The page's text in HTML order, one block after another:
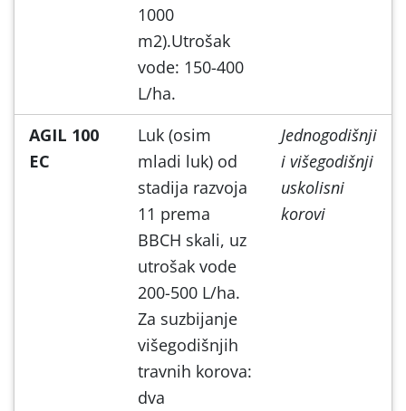
1000
m2).Utrošak
vode: 150-400
L/ha.
AGIL 100
EC
Luk (osim
mladi luk) od
stadija razvoja
11 prema
BBCH skali, uz
utrošak vode
200-500 L/ha.
Za suzbijanje
višegodišnjih
travnih korova:
dva
Jednogodišnji
i višegodišnji
uskolisni
korovi